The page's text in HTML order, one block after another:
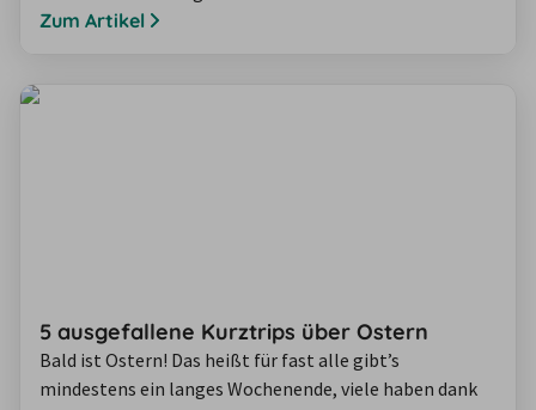
Besten von A nach B? Ein Mietwagen ist der perfekte
Zum Artikel
5 ausgefallene Kurztrips über Ostern
Bald ist Ostern! Das heißt für fast alle gibt’s
mindestens ein langes Wochenende, viele haben dank